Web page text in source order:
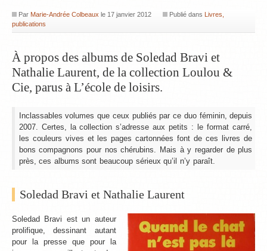
Par Marie-Andrée Colbeauxle 17 janvier 2012 Publié dans Livres,
publications
À propos des albums de Soledad Bravi et
Nathalie Laurent, de la collection Loulou &
Cie, parus à L’école de loisirs.
Inclassables volumes que ceux publiés par ce duo féminin, depuis
2007. Certes, la collection s’adresse aux petits : le format carré,
les couleurs vives et les pages cartonnées font de ces livres de
bons compagnons pour nos chérubins. Mais à y regarder de plus
près, ces albums sont beaucoup sérieux qu’il n’y paraît.
Soledad Bravi et Nathalie Laurent
Soledad Bravi est un auteur
prolifique, dessinant autant
pour la presse que pour la